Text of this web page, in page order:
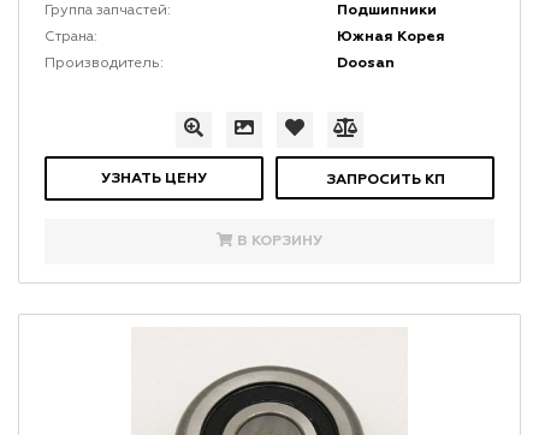
Группа запчастей: Подшипники
Страна: Южная Корея
Производитель: Doosan
УЗНАТЬ ЦЕНУ ЗАПРОСИТЬ КП
В КОРЗИНУ